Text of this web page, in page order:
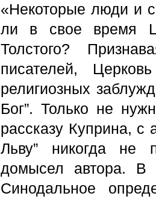
«Некоторые люди и
ли в свое время
Толстого?
писателей,
религиозных
Бог”. Только не
рассказу Куприна, с
Льву” никогда не
домысел автора. В
Синодальное